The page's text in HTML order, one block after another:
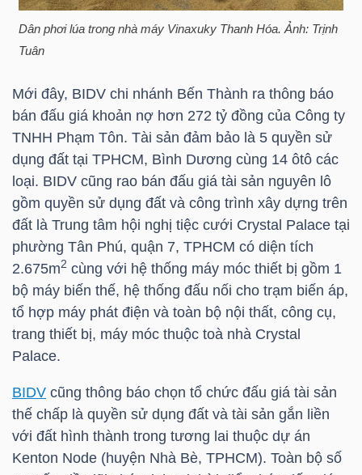
Dân phơi lúa trong nhà máy Vinaxuky Thanh Hóa. Ảnh: Trịnh
Tuân
Mới đây, BIDV chi nhánh Bến Thành ra thông báo
bán đấu giá khoản nợ hơn 272 tỷ đồng của Công ty
TNHH Phạm Tôn. Tài sản đảm bảo là 5 quyền sử
dụng đất tại TPHCM, Bình Dương cùng 14 ôtô các
loại. BIDV cũng rao bán đấu giá tài sản nguyên lô
gồm quyền sử dụng đất và công trình xây dựng trên
đất là Trung tâm hội nghị tiệc cưới Crystal Palace tại
phường Tân Phú, quận 7, TPHCM có diện tích
2.675m2 cùng với hệ thống máy móc thiết bị gồm 1
bộ máy biến thế, hệ thống đấu nối cho trạm biến áp,
tổ hợp máy phát điện và toàn bộ nội thất, công cụ,
trang thiết bị, máy móc thuộc toà nhà Crystal
Palace.
BIDV cũng thông báo chọn tổ chức đấu giá tài sản
thế chấp là quyền sử dụng đất và tài sản gắn liền
với đất hình thành trong tương lai thuộc dự án
Kenton Node (huyện Nhà Bè, TPHCM). Toàn bộ số
HÀNG
KINH
TẾ
THẾ
GIỚI
ĐÔNG
DƯƠNG
TÀI
CHÍNH